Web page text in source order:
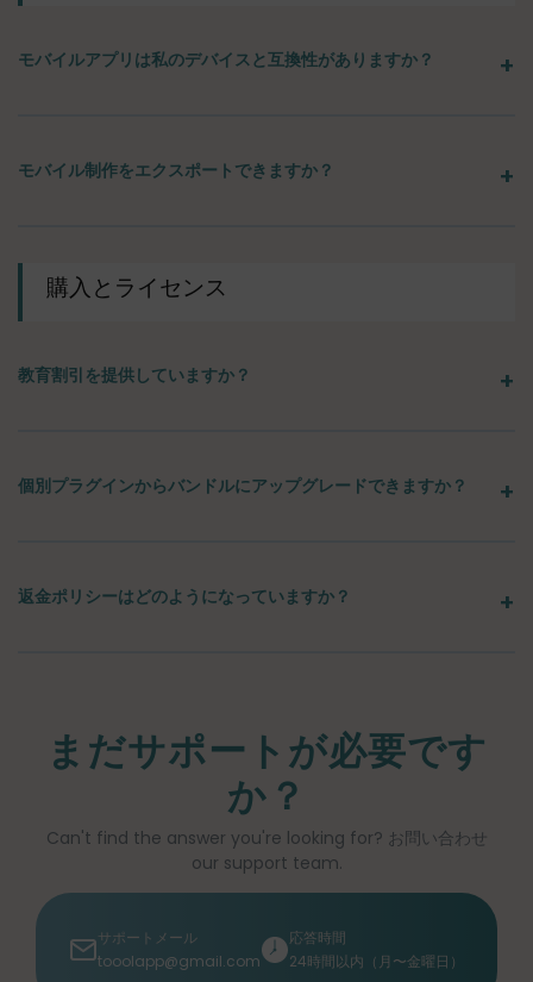
モバイルアプリは私のデバイスと互換性がありますか？
モバイル制作をエクスポートできますか？
購入とライセンス
教育割引を提供していますか？
個別プラグインからバンドルにアップグレードできますか？
返金ポリシーはどのようになっていますか？
まだサポートが必要です
か？
Can't find the answer you're looking for? お問い合わせ
our support team.
サポートメール
tooolapp@gmail.com
応答時間
24時間以内（月〜金曜日）